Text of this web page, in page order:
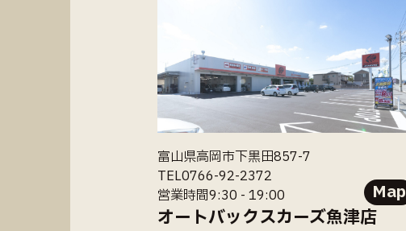
富山県高岡市下黒田857-7
TEL0766-92-2372
営業時間9:30 - 19:00
Map
オートバックスカーズ魚津店